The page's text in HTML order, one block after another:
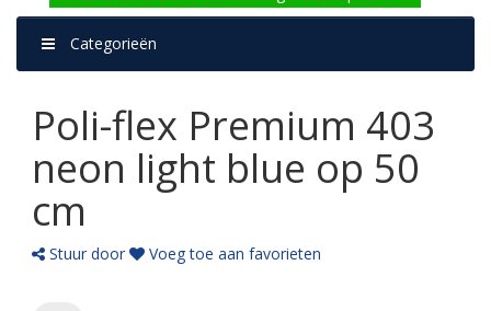
Categorieën
Poli-flex Premium 403
neon light blue op 50
cm
Stuur door Voeg toe aan favorieten